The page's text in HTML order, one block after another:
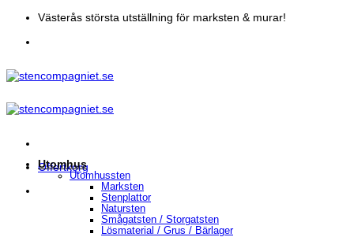
Skip
content
Västerås största utställning för marksten & murar!
Offertkorg
Utomhus
Utomhussten
Marksten
Stenplattor
Natursten
Smågatsten / Storgatsten
Lösmaterial / Grus / Bärlager